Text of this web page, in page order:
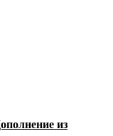
из